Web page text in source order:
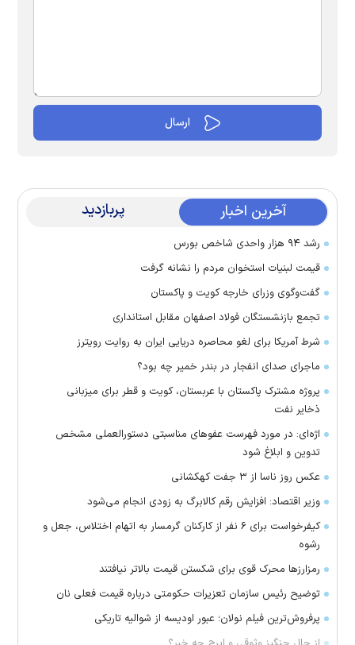
آخرین اخبار پربازدید
رشد ۹۴ هزار واحدی شاخص بورس
قیمت لبنیات استخوان مردم را نشانه گرفت
گفت‌وگوی وزرای خارجه کویت و پاکستان
تجمع بازنشستگان فولاد اصفهان مقابل استانداری
شرط آمریکا برای لغو محاصره دریایی ایران به روایت رویترز
ماجرای صدای انفجار در بندر خمیر چه بود؟
پروژه مشترک پاکستان با عربستان، کویت و قطر برای میزبانی
ذخایر نفت
اژه‌ای: در مورد فهرست عفو‌های مناسبتی دستورالعملی مشخص
تدوین و ابلاغ شود
عکس روز ناسا از ۳ جفت کهکشانی
وزیر اقتصاد: افزایش رقم کالابرگ به زودی انجام می‌شود
کیفرخواست برای ۶ نفر از کارکنان گرمسار به اتهام اختلاس، جعل و
رشوه
رمزارز‌ها محرک قوی برای شکستن قیمت بالاتر نیافتند
توضیح رئیس سازمان تعزیرات حکومتی درباره قیمت فعلی نان
پرفروش‌ترین فیلم نولان؛ عبور اودیسه از شوالیه تاریکی